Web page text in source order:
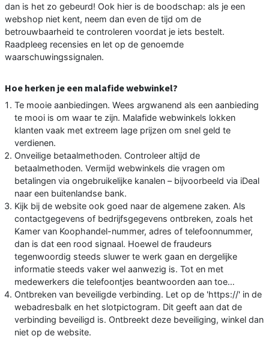
dan is het zo gebeurd! Ook hier is de boodschap: als je een
webshop niet kent, neem dan even de tijd om de
betrouwbaarheid te controleren voordat je iets bestelt.
Raadpleeg recensies en let op de genoemde
waarschuwingssignalen.
Hoe herken je een malafide webwinkel?
Te mooie aanbiedingen. Wees argwanend als een aanbieding
te mooi is om waar te zijn. Malafide webwinkels lokken
klanten vaak met extreem lage prijzen om snel geld te
verdienen.
Onveilige betaalmethoden. Controleer altijd de
betaalmethoden. Vermijd webwinkels die vragen om
betalingen via ongebruikelijke kanalen – bijvoorbeeld via iDeal
naar een buitenlandse bank.
Kijk bij de website ook goed naar de algemene zaken. Als
contactgegevens of bedrijfsgegevens ontbreken, zoals het
Kamer van Koophandel-nummer, adres of telefoonnummer,
dan is dat een rood signaal. Hoewel de fraudeurs
tegenwoordig steeds sluwer te werk gaan en dergelijke
informatie steeds vaker wel aanwezig is. Tot en met
medewerkers die telefoontjes beantwoorden aan toe…
Ontbreken van beveiligde verbinding. Let op de 'https://' in de
webadresbalk en het slotpictogram. Dit geeft aan dat de
verbinding beveiligd is. Ontbreekt deze beveiliging, winkel dan
niet op de website.